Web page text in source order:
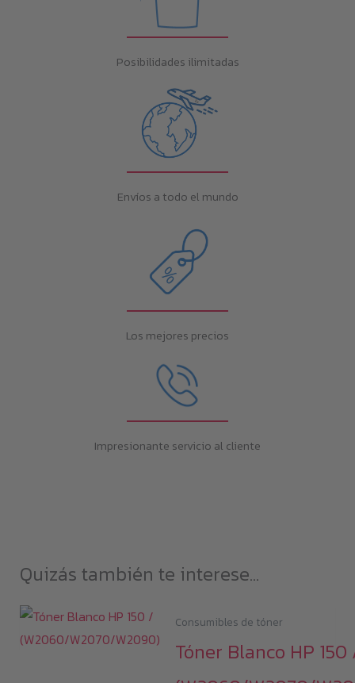
Posibilidades ilimitadas
Envíos a todo el mundo
Los mejores precios
Impresionante servicio al cliente
Quizás también te interese...
Consumibles de tóner
Tóner Blanco HP 150